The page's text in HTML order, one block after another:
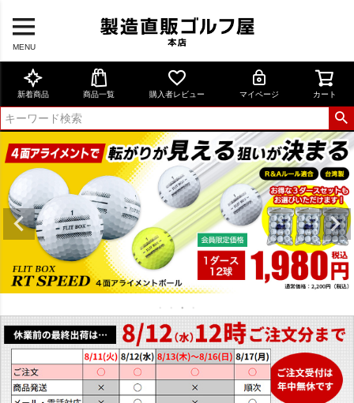
MENU
新着商品 商品一覧 購入者レビュー マイページ カート